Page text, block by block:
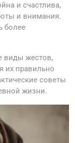
и счастлива,
и внимания.
более
виды жестов,
их правильно
советы
жизни.